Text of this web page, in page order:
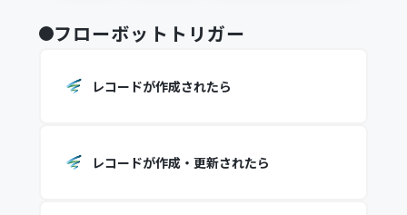
フローボットトリガー
レコードが作成されたら
レコードが作成・更新されたら